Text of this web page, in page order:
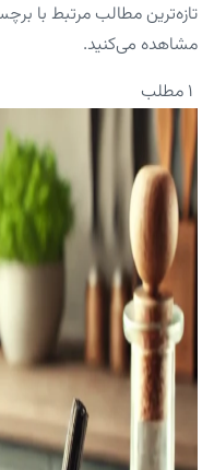
تازه‌ترین مطالب مرتبط با
مشاهده می‌کنید.
۱ مطلب